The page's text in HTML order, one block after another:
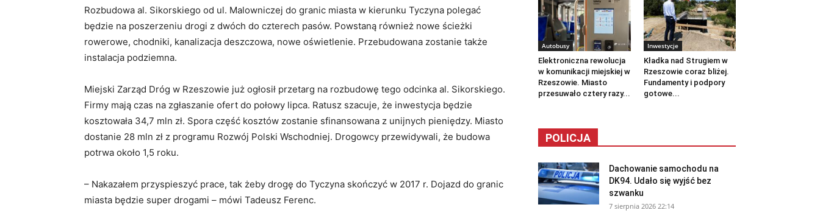
Rozbudowa al. Sikorskiego od ul. Malowniczej do granic miasta w kierunku Tyczyna polegać
będzie na poszerzeniu drogi z dwóch do czterech pasów. Powstaną również nowe ścieżki
rowerowe, chodniki, kanalizacja deszczowa, nowe oświetlenie. Przebudowana zostanie także
instalacja podziemna.
Miejski Zarząd Dróg w Rzeszowie już ogłosił przetarg na rozbudowę tego odcinka al. Sikorskiego.
Firmy mają czas na zgłaszanie ofert do połowy lipca. Ratusz szacuje, że inwestycja będzie
kosztowała 34,7 mln zł. Spora część kosztów zostanie sfinansowana z unijnych pieniędzy. Miasto
dostanie 28 mln zł z programu Rozwój Polski Wschodniej. Drogowcy przewidywali, że budowa
potrwa około 1,5 roku.
– Nakazałem przyspieszyć prace, tak żeby drogę do Tyczyna skończyć w 2017 r. Dojazd do granic
miasta będzie super drogami – mówi Tadeusz Ferenc.
Autobusy
Elektroniczna rewolucja
w komunikacji miejskiej w
Rzeszowie. Miasto
przesuwało cztery razy...
Inwestycje
Kładka nad Strugiem w
Rzeszowie coraz bliżej.
Fundamenty i podpory
gotowe...
POLICJA
Dachowanie samochodu na
DK94. Udało się wyjść bez
szwanku
7 sierpnia 2026 22:14